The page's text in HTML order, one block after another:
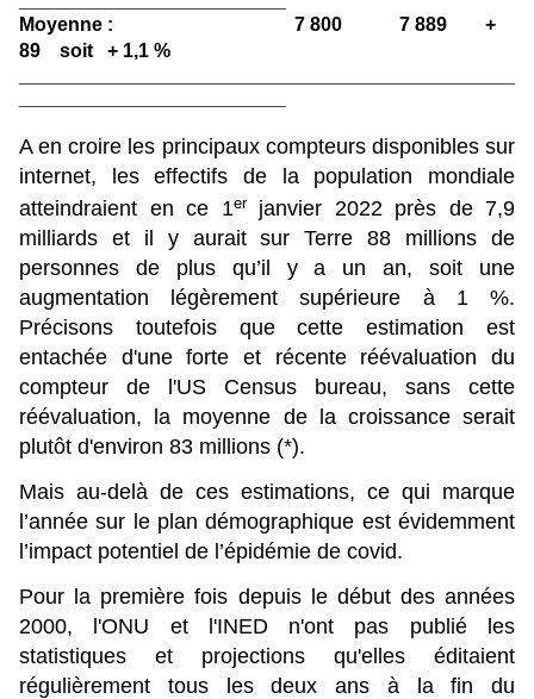
Moyenne : 7 800 7 889 +
89 soit + 1,1 %
A en croire les principaux compteurs disponibles sur
internet, les effectifs de la population mondiale
atteindraient en ce 1erjanvier 2022 près de 7,9
milliards et il y aurait sur Terre 88 millions de
personnes de plus qu’il y a un an, soit une
augmentation légèrement supérieure à 1 %.
Précisons toutefois que cette estimation est
entachée d'une forte et récente réévaluation du
compteur de l'US Census bureau, sans cette
réévaluation, la moyenne de la croissance serait
plutôt d'environ 83 millions (*).
Mais au-delà de ces estimations, ce qui marque
l’année sur le plan démographique est évidemment
l’impact potentiel de l’épidémie de covid.
Pour la première fois depuis le début des années
2000, l'ONU et l'INED n'ont pas publié les
statistiques et projections qu'elles éditaient
régulièrement tous les deux ans à la fin du